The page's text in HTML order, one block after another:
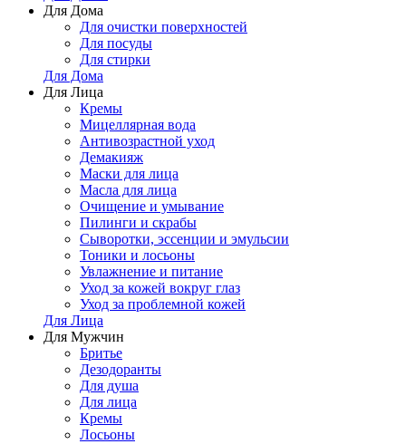
Для Дома
Для очистки поверхностей
Для посуды
Для стирки
Для Дома
Для Лица
Кремы
Мицеллярная вода
Антивозрастной уход
Демакияж
Маски для лица
Масла для лица
Очищение и умывание
Пилинги и скрабы
Сыворотки, эссенции и эмульсии
Тоники и лосьоны
Увлажнение и питание
Уход за кожей вокруг глаз
Уход за проблемной кожей
Для Лица
Для Мужчин
Бритье
Дезодоранты
Для душа
Для лица
Кремы
Лосьоны